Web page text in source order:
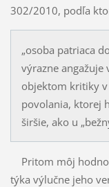
302/2010, podľa
„osoba patriaca
výrazne angažuje
objektom kritiky
povolania, kto­rej
širšie, ako u
Pritom môj
týka výlučne jeho